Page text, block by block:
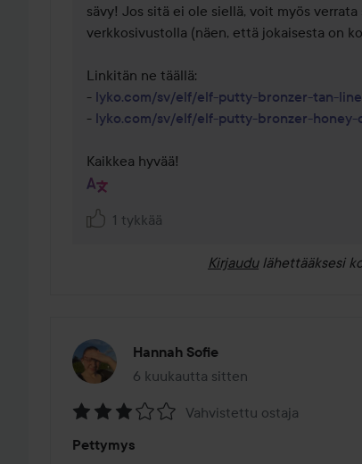
sävy! Jos sitä ei ole siellä, voit myös
verkkosivustolla (näen, että jokaisesta on
Linkitän ne täällä:
- lyko.com/sv/elf/elf-putty-bronzer-tan-
- lyko.com/sv/elf/elf-putty-bronzer-honey-
Kaikkea hyvää!
1 tykkää
Kirjaudu lähettääksesi
Hannah Sofie
6 kuukautta sitten
Viesti luotiin 6 kuukautta sitten
3
Vahvistettu ostaja
Pettymys